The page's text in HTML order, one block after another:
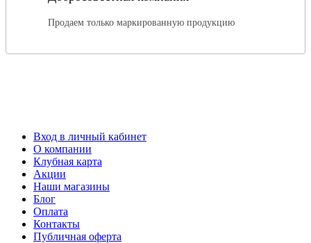
Продаем только маркированную продукцию
Вход в личный кабинет
О компании
Клубная карта
Акции
Наши магазины
Блог
Оплата
Контакты
Публичная оферта